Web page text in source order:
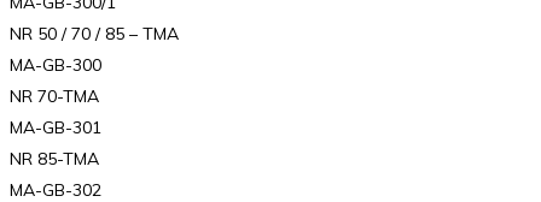
NR 50 / 70 / 85 – TMA
MA-GB-300
NR 70-TMA
MA-GB-301
NR 85-TMA
MA-GB-302